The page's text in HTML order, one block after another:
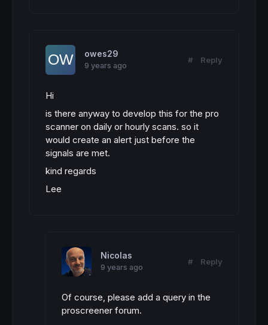
owes29
9 years ago
# Reply
Hi
is there anyway to develop this for the pro
scanner on daily or hourly scans. so it
would create an alert just before the
signals are met.
kind regards
Lee
Nicolas
9 years ago
# Reply
Of course, please add a query in the
proscreener forum.